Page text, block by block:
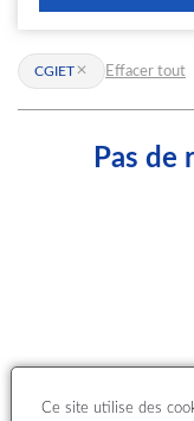
CGIET Effacer tout
Pas de
Ce site utilise des